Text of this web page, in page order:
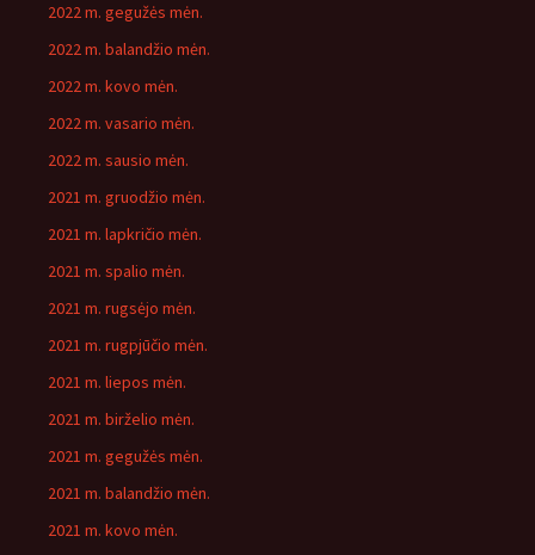
2022 m. gegužės mėn.
2022 m. balandžio mėn.
2022 m. kovo mėn.
2022 m. vasario mėn.
2022 m. sausio mėn.
2021 m. gruodžio mėn.
2021 m. lapkričio mėn.
2021 m. spalio mėn.
2021 m. rugsėjo mėn.
2021 m. rugpjūčio mėn.
2021 m. liepos mėn.
2021 m. birželio mėn.
2021 m. gegužės mėn.
2021 m. balandžio mėn.
2021 m. kovo mėn.